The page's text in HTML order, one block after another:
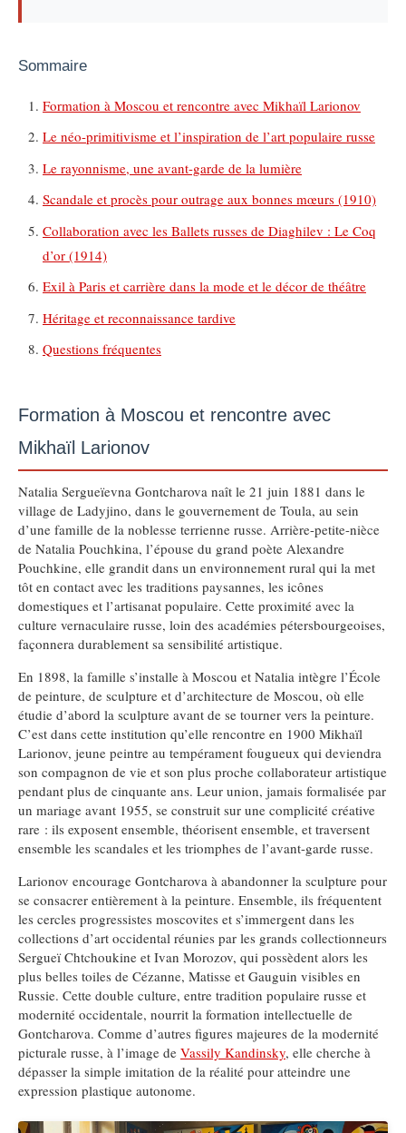
Sommaire
Formation à Moscou et rencontre avec Mikhaïl Larionov
Le néo-primitivisme et l’inspiration de l’art populaire russe
Le rayonnisme, une avant-garde de la lumière
Scandale et procès pour outrage aux bonnes mœurs (1910)
Collaboration avec les Ballets russes de Diaghilev : Le Coq
d’or (1914)
Exil à Paris et carrière dans la mode et le décor de théâtre
Héritage et reconnaissance tardive
Questions fréquentes
Formation à Moscou et rencontre avec
Mikhaïl Larionov
Natalia Sergueïevna Gontcharova naît le 21 juin 1881 dans le
village de Ladyjino, dans le gouvernement de Toula, au sein
d’une famille de la noblesse terrienne russe. Arrière-petite-nièce
de Natalia Pouchkina, l’épouse du grand poète Alexandre
Pouchkine, elle grandit dans un environnement rural qui la met
tôt en contact avec les traditions paysannes, les icônes
domestiques et l’artisanat populaire. Cette proximité avec la
culture vernaculaire russe, loin des académies pétersbourgeoises,
façonnera durablement sa sensibilité artistique.
En 1898, la famille s’installe à Moscou et Natalia intègre l’École
de peinture, de sculpture et d’architecture de Moscou, où elle
étudie d’abord la sculpture avant de se tourner vers la peinture.
C’est dans cette institution qu’elle rencontre en 1900 Mikhaïl
Larionov, jeune peintre au tempérament fougueux qui deviendra
son compagnon de vie et son plus proche collaborateur artistique
pendant plus de cinquante ans. Leur union, jamais formalisée par
un mariage avant 1955, se construit sur une complicité créative
rare : ils exposent ensemble, théorisent ensemble, et traversent
ensemble les scandales et les triomphes de l’avant-garde russe.
Larionov encourage Gontcharova à abandonner la sculpture pour
se consacrer entièrement à la peinture. Ensemble, ils fréquentent
les cercles progressistes moscovites et s’immergent dans les
collections d’art occidental réunies par les grands collectionneurs
Sergueï Chtchoukine et Ivan Morozov, qui possèdent alors les
plus belles toiles de Cézanne, Matisse et Gauguin visibles en
Russie. Cette double culture, entre tradition populaire russe et
modernité occidentale, nourrit la formation intellectuelle de
Gontcharova. Comme d’autres figures majeures de la modernité
picturale russe, à l’image de Vassily Kandinsky, elle cherche à
dépasser la simple imitation de la réalité pour atteindre une
expression plastique autonome.